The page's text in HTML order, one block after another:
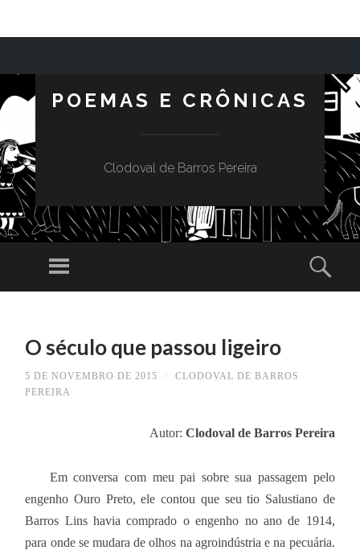
POEMAS E CRÔNICAS
Clodoval de Barros Pereira
Menu
O século que passou ligeiro
5 DE NOVEMBRO DE 2015
CLODOVAL DE BARROS
PEREIRA
Autor: Clodoval de Barros Pereira
Em conversa com meu pai sobre sua passagem pelo
engenho Ouro Preto, ele contou que seu tio Salustiano de
Barros Lins havia comprado o engenho no ano de 1914,
para onde se mudara de olhos na agroindústria e na pecuária.